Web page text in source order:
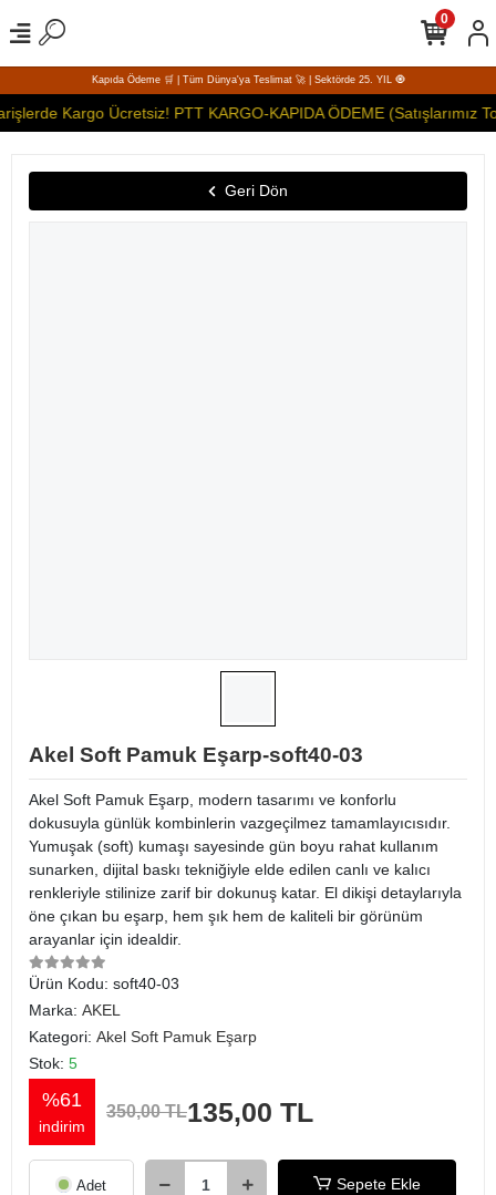
Kapıda Ödeme 🛒 | Tüm Dünya'ya Teslimat 🚀 | Sektörde 25. YIL 🧿
Kargo Ücretsiz! PTT KARGO-KAPIDA ÖDEME (Satışlarımız
0
Geri Dön
Akel Soft Pamuk Eşarp-soft40-03
Akel Soft Pamuk Eşarp, modern tasarımı ve konforlu
dokusuyla günlük kombinlerin vazgeçilmez tamamlayıcısıdır.
Yumuşak (soft) kumaşı sayesinde gün boyu rahat kullanım
sunarken, dijital baskı tekniğiyle elde edilen canlı ve kalıcı
renkleriyle stilinize zarif bir dokunuş katar. El dikişi detaylarıyla
öne çıkan bu eşarp, hem şık hem de kaliteli bir görünüm
arayanlar için idealdir.
Ürün Kodu: soft40-03
Marka: AKEL
Kategori: Akel Soft Pamuk Eşarp
Stok: 5
%61
indirim
350,00 TL135,00 TL
Adet Sepete Ekle